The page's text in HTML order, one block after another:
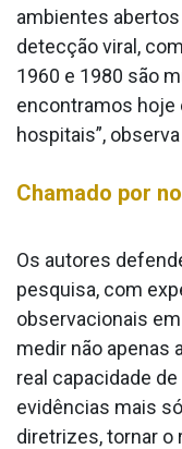
ambientes
detecção viral,
1960 e 1980 são
encontramos hoje
hospitais”,
Chamado por
Os autores
pesquisa, com
observacionais
medir não apenas
real capacidade
evidências mais
diretrizes, tornar